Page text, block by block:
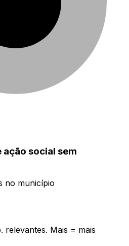
social sem
no município
relevantes. Mais = mais